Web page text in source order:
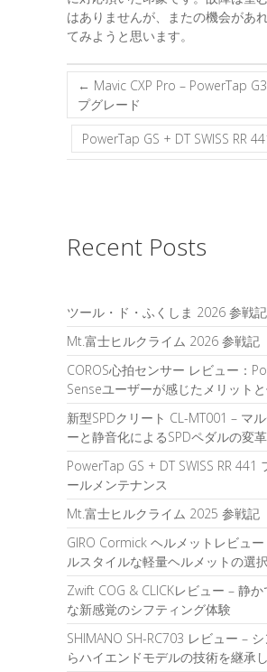
はありませんが、またの機会があ
てみようと思います。
← Mavic CXP Pro – PowerTap
プグレード
PowerTap GS + DT SWISS RR
Recent Posts
ツール・ド・ふくしま 2026 参戦記
Mt.富士ヒルクライム 2026 参戦記
COROS心拍センサー レビュー：
Senseユーザーが感じたメリット
新型SPDクリート CL-MT001 – マ
ーと静音化によるSPDペダルの変革
PowerTap GS + DT SWISS RR 441
ールメンテナンス
Mt.富士ヒルクライム 2025 参戦記
GIRO Cormick ヘルメットレビュ
ルスタイルな軽量ヘルメットの選
Zwift COG & CLICKレビュー – 静
な新感覚のシフティング体験
SHIMANO SH-RC703 レビュー –
らハイエンドモデルの技術を継承